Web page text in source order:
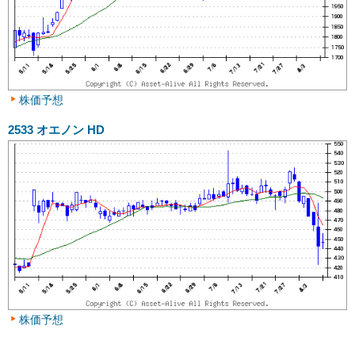
株価予想
2533 オエノン HD
株価予想